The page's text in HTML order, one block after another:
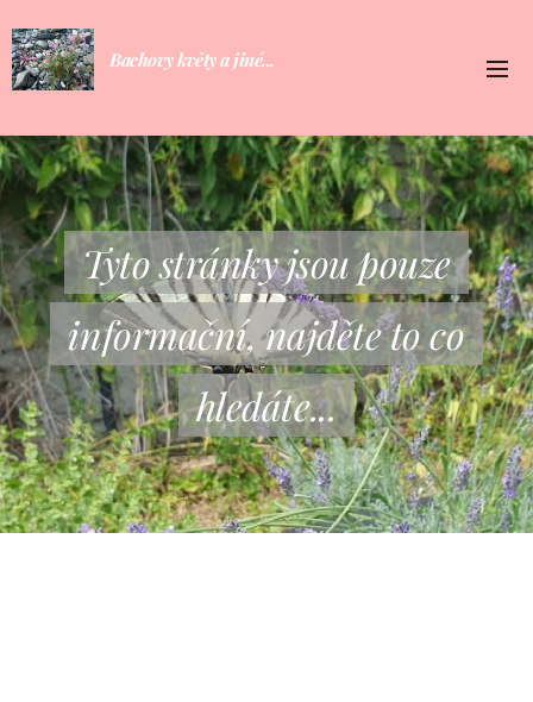
Bachovy květy a jiné...
Tyto stránky jsou pouze
informační, najděte to co
hledáte...